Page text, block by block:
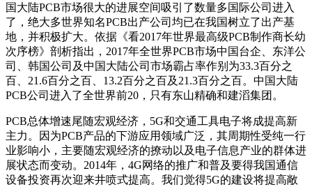
国大陆PCB市场很大的进展空间吸引了数量多国际公司进入
了，绝大多世界知名PCB出产公司均已在我国树立了出产基
地，并积极扩大。依据《看2017年世界最高级PCB制作商长幼
次序榜》剖析指出，2017年全世界PCB市场中国台企、东洋公
司、韩国公司及中国大陆公司市场霸占率作别为33.3百分之
百、21.6百分之百、13.2百分之百及21.3百分之百。中国大陆
PCB公司进入了全世界前20，只有东山精确和建滔集团。
PCB总体增速尾随宏观经济，5G和交通工具电子将成提高新
主力。因为PCB产品的下游应用领域广泛，其周期性受纯一行
业影响小，主要随宏观经济的撩动以及电子信息产业的群体进
展状态而变动。2014年，4G网络的推广和普及要得我国通信
设备投资再次迎来井喷式提高。我们觉得5G的建设将提高敞